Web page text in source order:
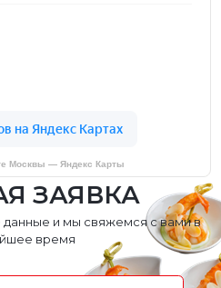
Москвы — Яндекс Карты
ЗАЯВКА
данные и мы свяжемся с вами в
время